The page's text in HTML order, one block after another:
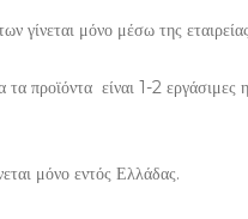
γίνεται μόνο μέσω της
τα προϊόντα είναι 1-2
μόνο εντός Ελλάδας.